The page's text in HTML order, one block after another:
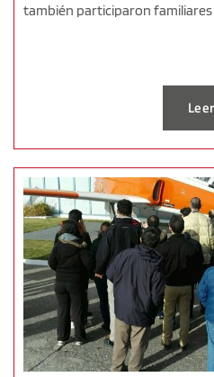
también participaron familiares